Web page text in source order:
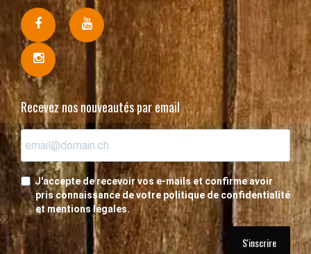
Recevez nos nouveautés par email
J'accepte de recevoir vos e-mails et confirme avoir
pris connaissance de votre politique de confidentialité
et mentions légales.
S'inscrire